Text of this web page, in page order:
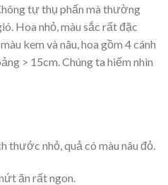
tự thụ phấn mà thường
Hoa nhỏ, màu sắc rất đặc
kem và nâu, hoa gồm 4 cánh
> 15cm. Chúng ta hiếm nhìn
thước nhỏ, quả có màu nâu đỏ.
ăn rất ngon.